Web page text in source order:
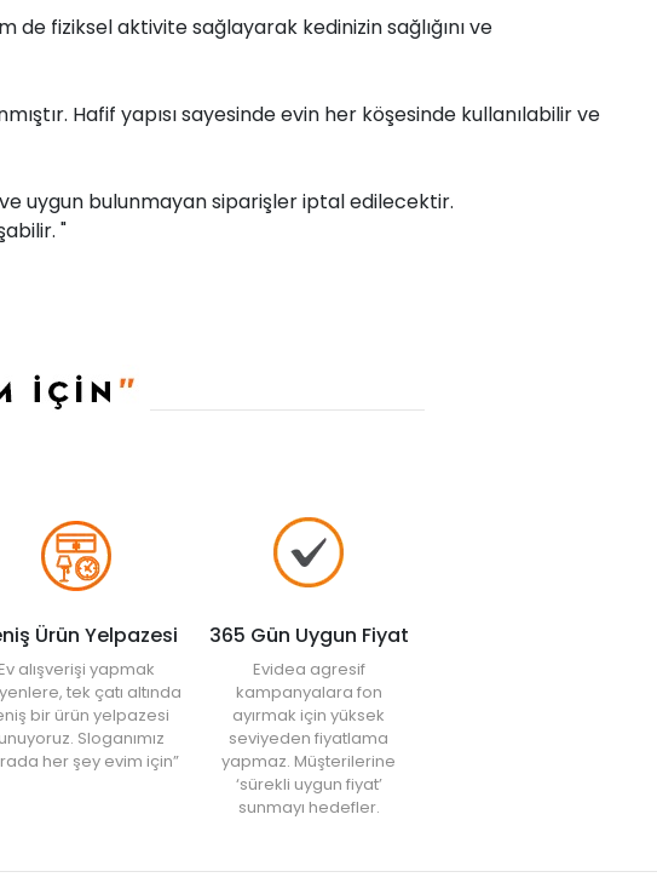
de fiziksel aktivite sağlayarak kedinizin sağlığını ve
Hafif yapısı sayesinde evin her köşesinde kullanılabilir ve
uygun bulunmayan siparişler iptal edilecektir.
"
Ürün Yelpazesi
Ev alışverişi yapmak
tek çatı altında
bir ürün yelpazesi
Sloganımız
her şey evim için”
365 Gün Uygun Fiyat
Evidea agresif
kampanyalara fon
ayırmak için yüksek
seviyeden fiyatlama
yapmaz. Müşterilerine
‘sürekli uygun fiyat’
sunmayı hedefler.